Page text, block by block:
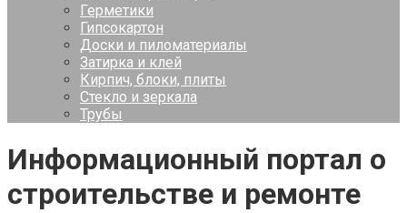
Герметики
Гипсокартон
Доски и пиломатериалы
Затирка и клей
Кирпич, блоки, плиты
Стекло и зеркала
Трубы
Информационный портал о
строительстве и ремонте